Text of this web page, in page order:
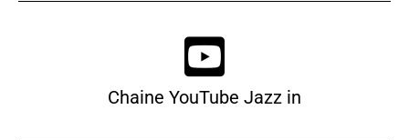
Chaine YouTube Jazz in